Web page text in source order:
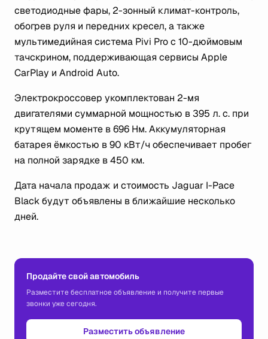
светодиодные фары, 2-зонный климат-контроль,
обогрев руля и передних кресел, а также
мультимедийная система Pivi Pro с 10-дюймовым
тачскрином, поддерживающая сервисы Apple
CarPlay и Android Auto.
Электрокроссовер укомплектован 2-мя
двигателями суммарной мощностью в 395 л. с. при
крутящем моменте в 696 Нм. Аккумуляторная
батарея ёмкостью в 90 кВт/ч обеспечивает пробег
на полной зарядке в 450 км.
Дата начала продаж и стоимость Jaguar I-Pace
Black будут объявлены в ближайшие несколько
дней.
Продайте свой автомобиль
Разместите бесплатное объявление и получите первые
звонки уже сегодня.
Разместить объявление